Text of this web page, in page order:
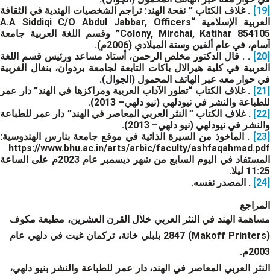
. غلاف الكتاب ” نفحة الهند: تراجم الشخصيات الهندية في الثقافة
العربية الإسلامية “A.A Siddiqi C/O Abdul Jabbar, Officers
Colony, Mirchai, Katihar 854105” وقسم اللغة العربية جامعة
آسام، في عام ألفين وستة الميلادي (2006م).
. . قال الدكتور مخلص الرحمن، أستاذ مساعد ورئيس قسم اللغة
العربية في كلية هيرالال باكات التابعة لجامعة بردوان، بنغال الغربية
في حوار معه عبر الهاتف المحمول (الجوال).
. غلاف الكتاب “تطور الآداب العربية ومراكزها في الهند” دار عمر
للطباعة والنشر في نيودلهي (نيو دلهي– 2013).
. غلاف الكتاب ” النثر العربي المعاصر في الهند” دار عمر للطباعة
والنشر في نيودلهي (نيو دلهي– 2013).
. المأخوذ من السيرة الذاتية في موقع جامعة بنارس الهندوسية:
https://www.bhu.ac.in/arts/arbic/faculty/ashfaqahmad.pdf
المستفاد في اليوم السابع من شهر ديسمبر عام 2023م على الساعة
11:25 ليلا.
. المصدر نفسه.
المراجع
مساهمة الهند في النثر العربي خلال القرن العشرين، مطبعة مكوف
(Makoff Printers) 2847 بلبلي خانة، تركمان غيت في دلهي عام
2003م.
النثر العربي المعاصر في الهند، دار عمر للطباعة والنشر بنيو دلهي،